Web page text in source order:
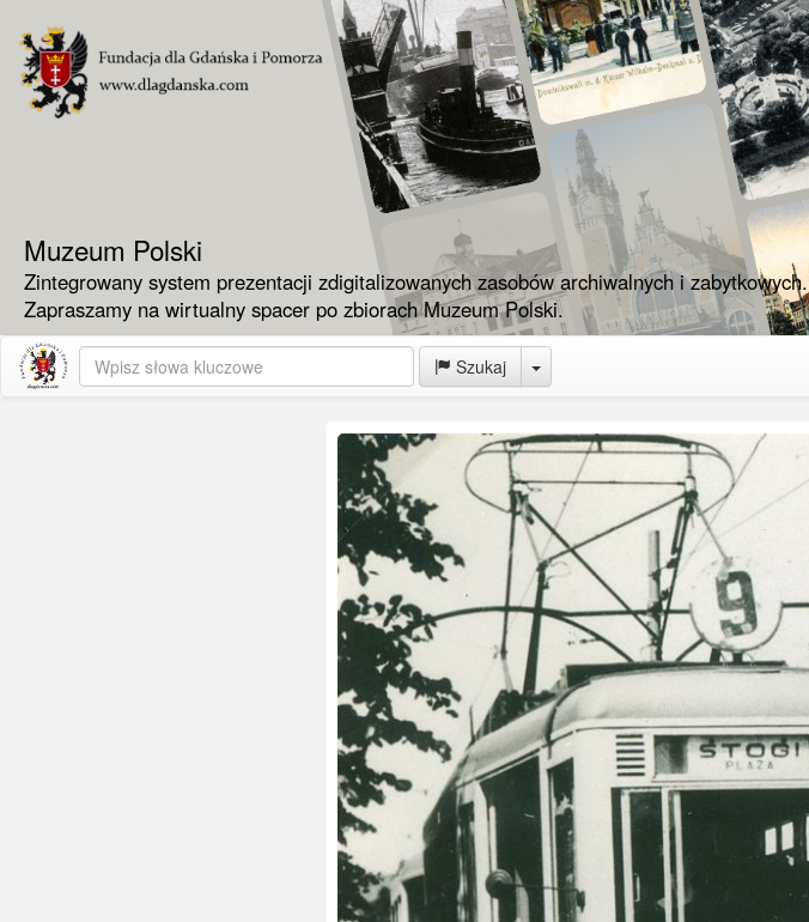
Muzeum Polski
Zintegrowany system prezentacji zdigitalizowanych zasobów archiwalnych i zabytkowych.
Zapraszamy na wirtualny spacer po zbiorach Muzeum Polski.
Szukaj Toggle Dropdown